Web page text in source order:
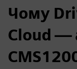
Чому
Cloud —